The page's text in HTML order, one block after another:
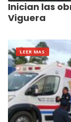
Inician las
Viguera
LEER MAS